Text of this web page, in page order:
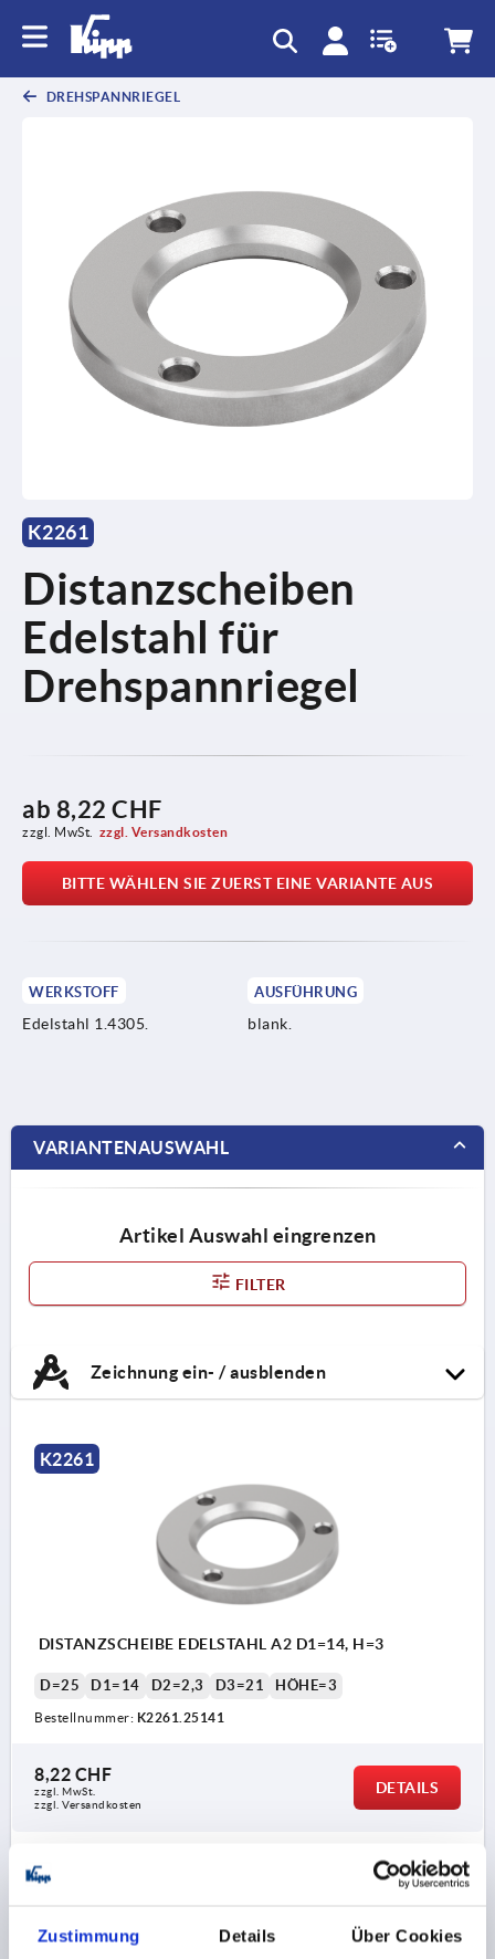
Zustimmung Details Über Cookies
DREHSPANNRIEGEL
K2261
Distanzscheiben
Edelstahl für
Drehspannriegel
ab 8,22 CHF
zzgl. MwSt. zzgl. Versandkosten
BITTE WÄHLEN SIE ZUERST EINE VARIANTE AUS
WERKSTOFF
Edelstahl 1.4305.
AUSFÜHRUNG
blank.
VARIANTENAUSWAHL
Artikel Auswahl eingrenzen
FILTER
Zeichnung ein- / ausblenden
K2261
DISTANZSCHEIBE EDELSTAHL A2 D1=14, H=3
D=25 D1=14 D2=2,3 D3=21 HÖHE=3
Bestellnummer: K2261.25141
8,22 CHF
zzgl. MwSt.
zzgl. Versandkosten
DETAILS
K2261